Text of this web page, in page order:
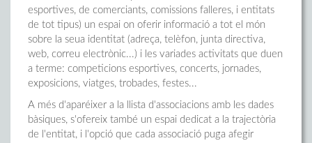
esportives, de comerciants, comissions falleres, i entitats
de tot tipus) un espai on oferir informació a tot el món
sobre la seua identitat (adreça, telèfon, junta directiva,
web, correu electrònic...) i les variades activitats que duen
a terme: competicions esportives, concerts, jornades,
exposicions, viatges, trobades, festes...
A més d'aparéixer a la llista d'associacions amb les dades
bàsiques, s'ofereix també un espai dedicat a la trajectòria
de l'entitat, i l'opció que cada associació puga afegir